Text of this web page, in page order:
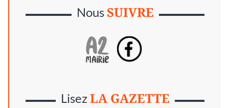
NousSUIVRE
LisezLA GAZETTE